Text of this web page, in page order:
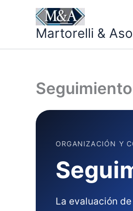
Martorelli &
ORGANIZACIÓN Y
La evaluación